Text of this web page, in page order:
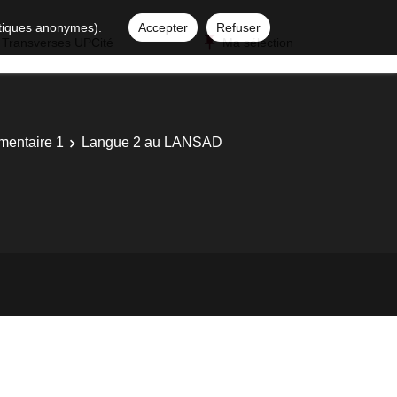
anonymes). Accepter
Refuser
Ma sélection
1 Langue 2 au LANSAD